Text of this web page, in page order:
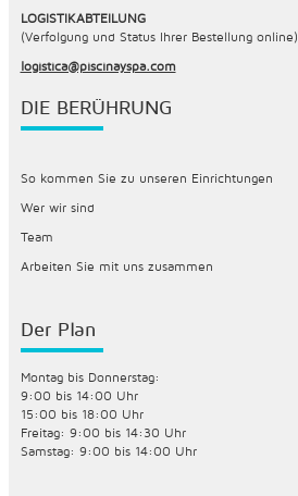
LOGISTIKABTEILUNG
(Verfolgung und Status Ihrer Bestellung online)
logistica@piscinayspa.com
DIE BERÜHRUNG
So kommen Sie zu unseren Einrichtungen
Wer wir sind
Team
Arbeiten Sie mit uns zusammen
Der Plan
Montag bis Donnerstag:
9:00 bis 14:00 Uhr
15:00 bis 18:00 Uhr
Freitag: 9:00 bis 14:30 Uhr
Samstag: 9:00 bis 14:00 Uhr